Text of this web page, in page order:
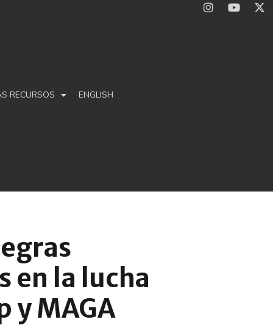
RECURSOS ENGLISH
en la lucha
y MAGA